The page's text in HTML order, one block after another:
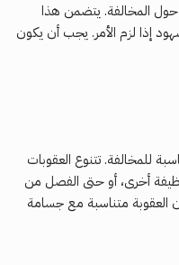
المخالفة. يتضمن هذا
إذا لزم الأمر. يجب أن يكون
للمخالفة. تتنوع العقوبات
وظيفة أخرى، أو حتى الفصل من
العقوبة متناسبة مع جسامة